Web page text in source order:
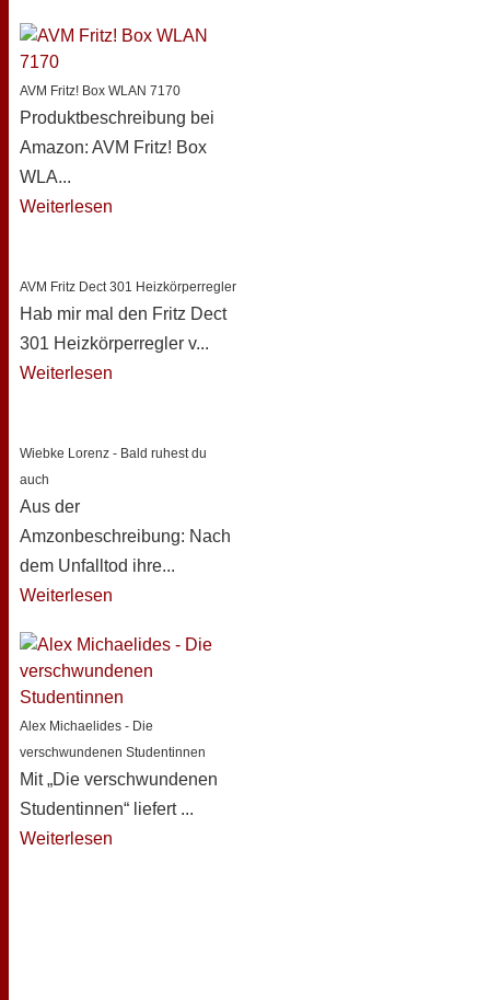
AVM Fritz! Box WLAN 7170
Produktbeschreibung bei
Amazon: AVM Fritz! Box
WLA...
Weiterlesen
AVM Fritz Dect 301 Heizkörperregler
Hab mir mal den Fritz Dect
301 Heizkörperregler v...
Weiterlesen
Wiebke Lorenz - Bald ruhest du
auch
Aus der
Amzonbeschreibung: Nach
dem Unfalltod ihre...
Weiterlesen
Alex Michaelides - Die
verschwundenen Studentinnen
Mit „Die verschwundenen
Studentinnen“ liefert ...
Weiterlesen